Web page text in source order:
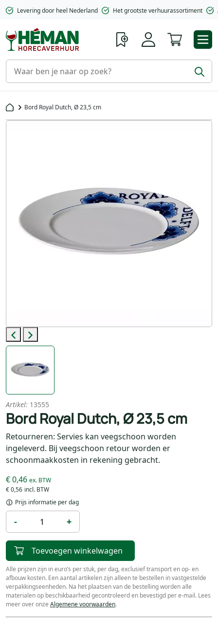
Levering door heel Nederland Het grootste verhuurassortiment
Bord Royal Dutch, Ø 23,5 cm
Previous
Next
Artikel: 13555
Bord Royal Dutch, Ø 23,5 cm
Retourneren: Servies kan veegschoon worden
ingeleverd. Bij veegschoon retour worden er
schoonmaakkosten in rekening gebracht.
€ 0,56
€ 0,46
Prijs informatie per dag
- +
Toevoegen winkelwagen
Alle prijzen zijn in euro’s per stuk, per dag, exclusief transport en op- en
afbouw kosten. Een aantal artikelen zijn alleen te bestellen in vastgestelde
verpakkingseenheden. Na het plaatsen van de bestelling worden alle
materialen op beschikbaarheid gecontroleerd en bevestigd per e-mail. Lees
meer over onze Algemene voorwaarden.